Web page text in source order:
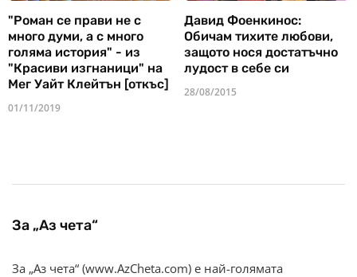
"Роман се прави не с
много думи, а с много
голяма история" - из
"Красиви изгнаници" на
Мег Уайт Клейтън [откъс]
01/11/2019
Давид Фоенкинос:
Обичам тихите любови,
защото нося достатъчно
лудост в себе си
28/08/2015
За „Аз чета“
За „Аз чета“ (www.AzCheta.com) е най-голямата